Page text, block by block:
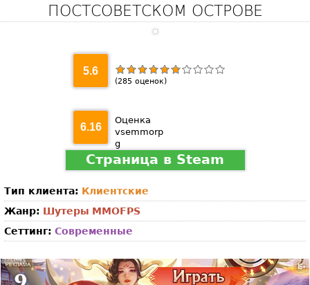
ПОСТСОВЕТСКОМ ОСТРОВЕ
5.6
(285 оценок)
6.16
Оценка
vsemmorp
g
Страница в Steam
Тип клиента: Клиентские
Жанр: Шутеры MMOFPS
Сеттинг: Современные